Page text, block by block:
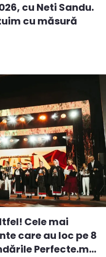
cu Neti Sandu.
cu măsură
Cele mai
care au loc pe 8
Perfecte.m...